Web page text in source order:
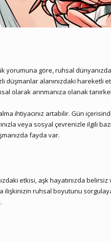
yorumuna göre, ruhsal
düşmanlar alanınızdaki
olarak arınmanıza olanak
ihtiyacınız artabilir. Gün
veya sosyal çevrenizle
fayda var.
etkisi, aşk hayatınızda
ruhsal boyutunu